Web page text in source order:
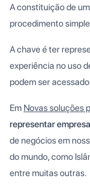
A constituição de
procedimento
A chave é ter
experiência no uso
podem ser
Em Novas soluções
representar
de negócios em
do mundo, como
entre muitas outras.